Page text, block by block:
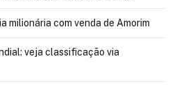
milionária com venda de Amorim
veja classificação via